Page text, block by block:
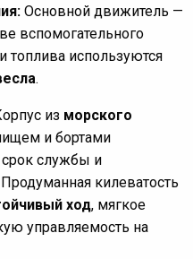
Основной движитель —
вспомогательного
топлива используются
.
из морского
и бортами
срок службы и
килеватость
ход, мягкое
управляемость на